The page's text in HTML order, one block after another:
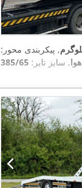
, پیکربندی محور:
هوا, سایز تایر: